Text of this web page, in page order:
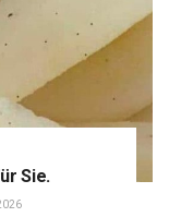
Sie.